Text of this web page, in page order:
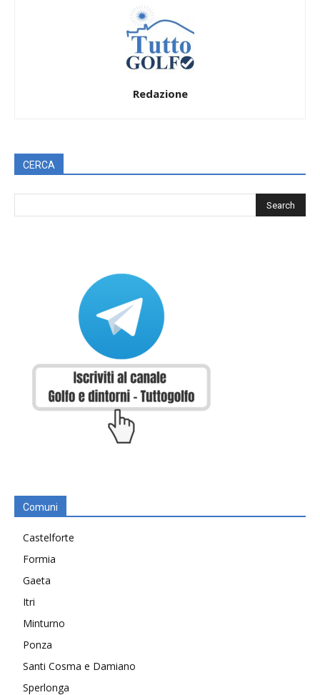
Redazione
CERCA
Comuni
Castelforte
Formia
Gaeta
Itri
Minturno
Ponza
Santi Cosma e Damiano
Sperlonga